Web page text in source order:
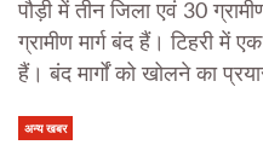
पौड़ी में तीन जिला एवं 30
ग्रामीण मार्ग बंद हैं। टिहरी में एक
हैं। बंद मार्गों को खोलने का
अन्य खबर